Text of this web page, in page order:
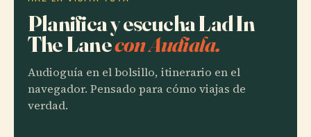
Planifica y escucha Lad In
The Lanecon Audiala.
Audioguía en el bolsillo, itinerario en el
navegador. Pensado para cómo viajas de
verdad.